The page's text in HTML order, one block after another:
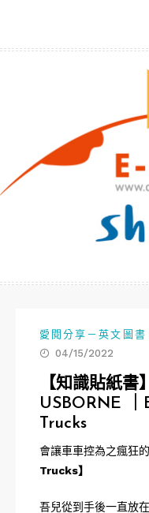
主
愛閱分享－英文圖書
04/15/2022
【知識貼紙書
USBORNE
Trucks
會讓車車控為之瘋狂
Trucks】
吾兒從到手後一直放